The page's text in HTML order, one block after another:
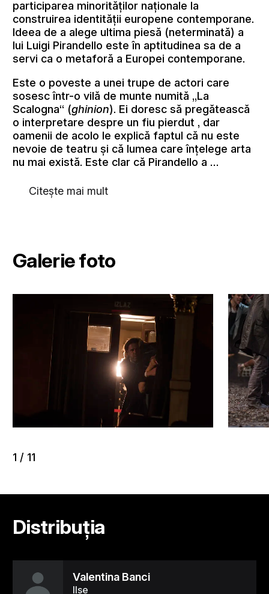
participarea minorităților naționale la
construirea identității europene contemporane.
Ideea de a alege ultima piesă (neterminată) a
lui Luigi Pirandello este în aptitudinea sa de a
servi ca o metaforă a Europei contemporane.
Este o poveste a unei trupe de actori care
sosesc într-o vilă de munte numită „La
Scalogna“ (ghinion). Ei doresc să pregătească
o interpretare despre un fiu pierdut , dar
oamenii de acolo le explică faptul că nu este
nevoie de teatru și că lumea care înțelege arta
nu mai există. Este clar că Pirandello a …
Citește mai mult
Galerie foto
1 / 11
Distribuția
Valentina Banci
Ilse